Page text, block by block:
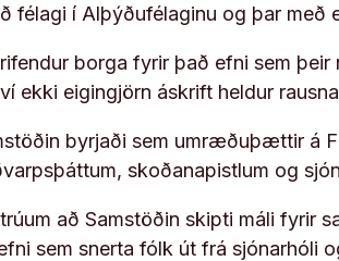
félagi í Alþýðufélaginu og þar með
borga fyrir það efni sem
ekki eigingjörn áskrift heldur
byrjaði sem umræðuþættir á
skoðanapistlum og
að Samstöðin skipti máli fyrir
sem snerta fólk út frá sjónarhóli